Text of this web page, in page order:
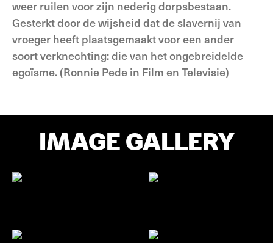
weer ruilen voor zijn nederig dorpsbestaan.
Gesterkt door de wijsheid dat de slavernij van
vroeger heeft plaatsgemaakt voor een ander
soort verknechting: die van het ongebreidelde
egoïsme. (Ronnie Pede in Film en Televisie)
IMAGE GALLERY